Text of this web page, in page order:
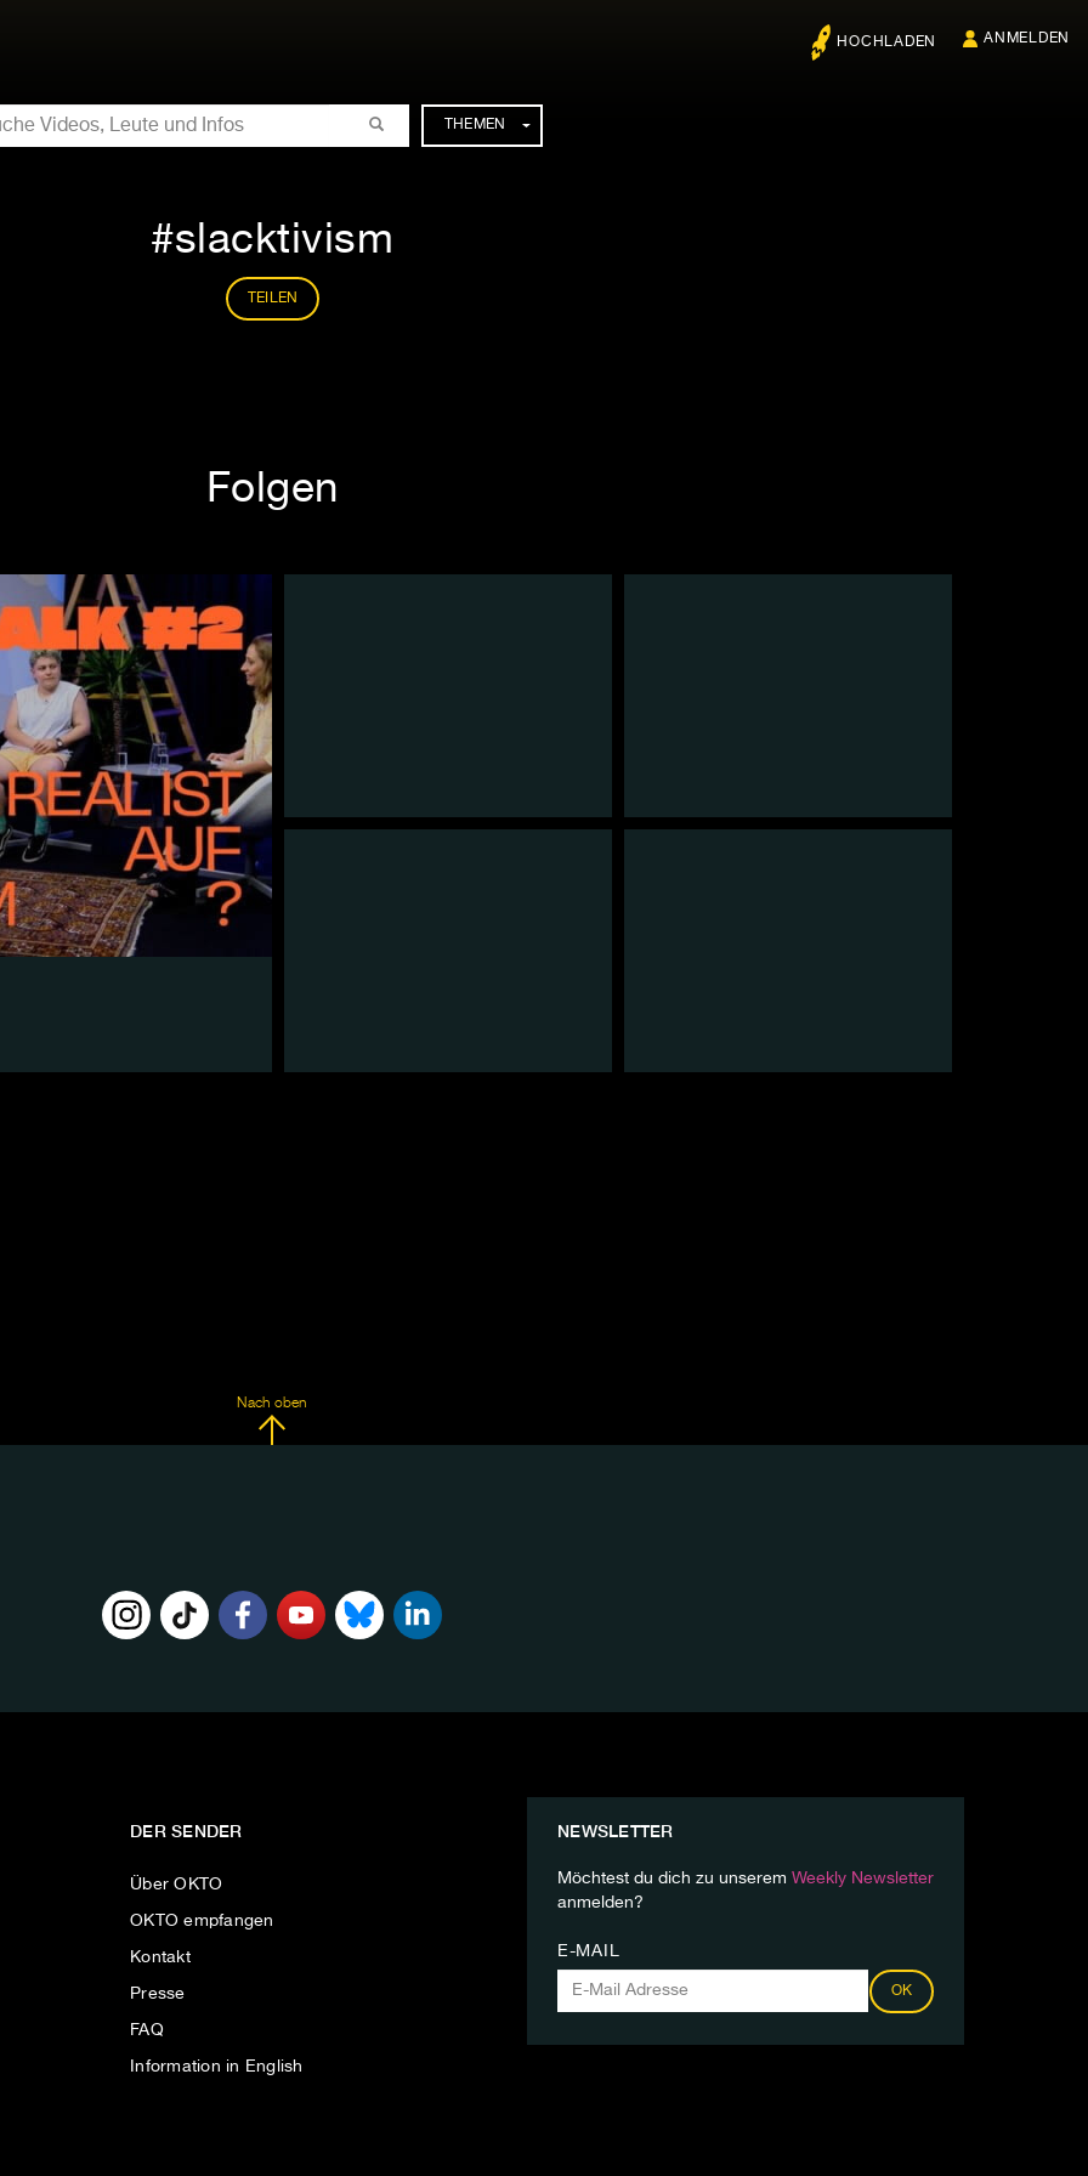
HOCHLADEN ANMELDEN
THEMEN
slacktivism
TEILEN
Folgen
Nach oben
DER SENDER
Über OKTO
OKTO empfangen
Kontakt
Presse
FAQ
Information in English
NEWSLETTER
Möchtest du dich zu unserem Weekly Newsletter
anmelden?
E-MAIL
OK